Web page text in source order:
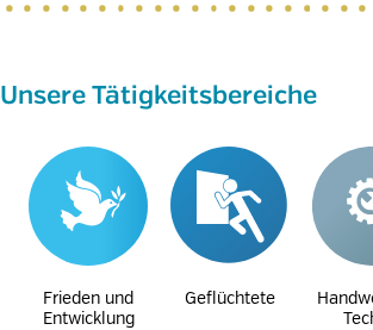
Unsere Tätigkeitsbereiche
Frieden und
Entwicklung
Geflüchtete